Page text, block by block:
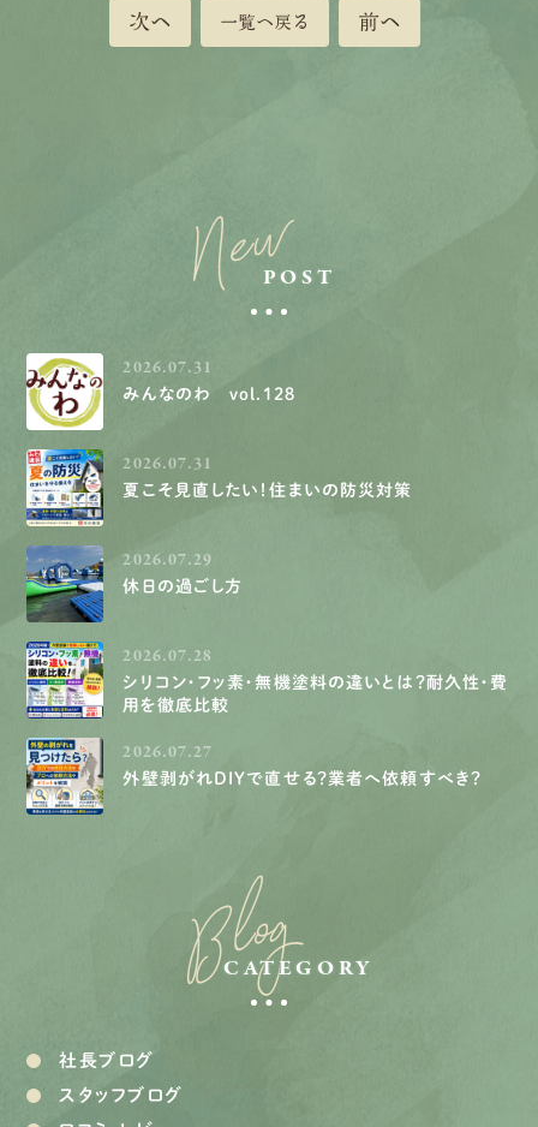
次へ 一覧へ戻る 前へ
NewPOST
2026.07.31
みんなのわ vol.128
2026.07.31
夏こそ見直したい！住まいの防災対策
2026.07.29
休日の過ごし方
2026.07.28
シリコン・フッ素・無機塗料の違いとは？耐久性・費
用を徹底比較
2026.07.27
外壁剥がれDIYで直せる？業者へ依頼すべき？
Blog
CATEGORY
社長ブログ
スタッフブログ